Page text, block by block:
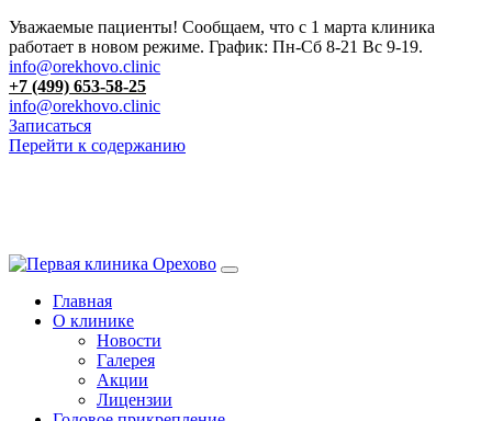
Уважаемые пациенты! Сообщаем, что с 1 марта клиника
работает в новом режиме. График: Пн-Сб 8-21 Вс 9-19.
info@orekhovo.clinic
+7 (499) 653-58-25
info@orekhovo.clinic
Записаться
Перейти к содержанию
Главная
О клинике
Новости
Галерея
Акции
Лицензии